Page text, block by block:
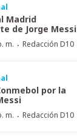
Madrid
de Jorge Messi
m. · Redacción D10
por la
m. · Redacción D10